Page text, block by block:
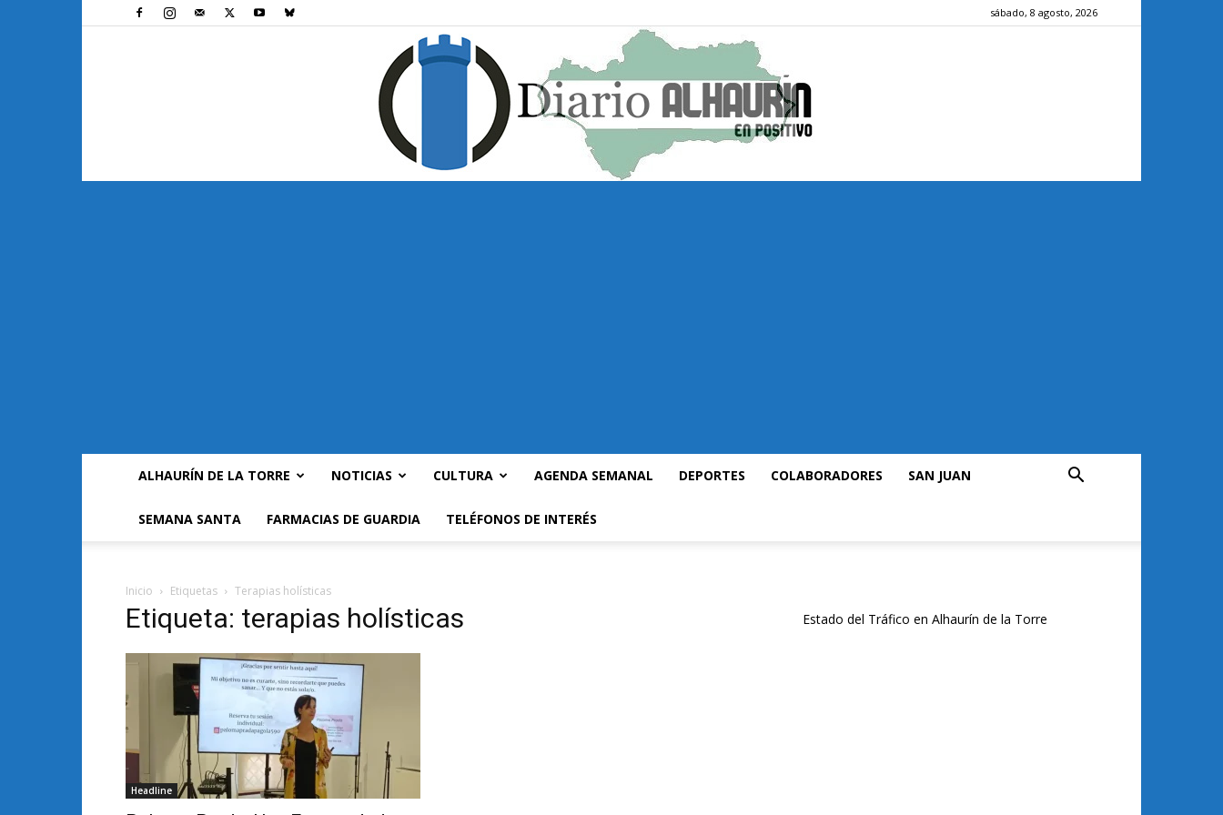
sábado, 8 agosto, 2026
ALHAURÍN DE LA TORRE NOTICIAS CULTURA AGENDA SEMANAL DEPORTES COLABORADORES SAN JUAN
SEMANA SANTA FARMACIAS DE GUARDIA TELÉFONOS DE INTERÉS
Inicio Etiquetas Terapias holísticas
Etiqueta: terapias holísticas
Headline
Estado del Tráfico en Alhaurín de la Torre